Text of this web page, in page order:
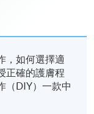
，如何選擇適
正確的護膚程
（DIY）一款中